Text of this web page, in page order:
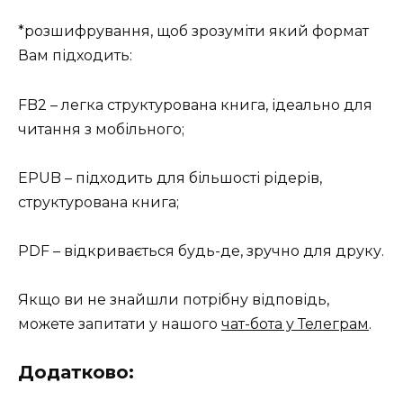
*розшифрування, щоб зрозуміти який формат
Вам підходить:
FB2 – легка структурована книга, ідеально для
читання з мобільного;
EPUB – підходить для більшості рідерів,
структурована книга;
PDF – відкривається будь-де, зручно для друку.
Якщо ви не знайшли потрібну відповідь,
можете запитати у нашого чат-бота у Телеграм.
Додатково: